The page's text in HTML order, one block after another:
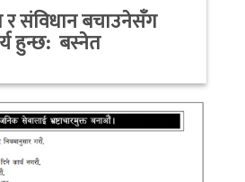
संविधान बचाउनेसँग
हुन्छ: बस्नेत